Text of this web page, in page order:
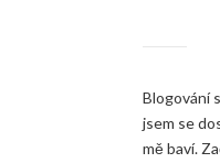
Blogování
jsem se
mě baví.